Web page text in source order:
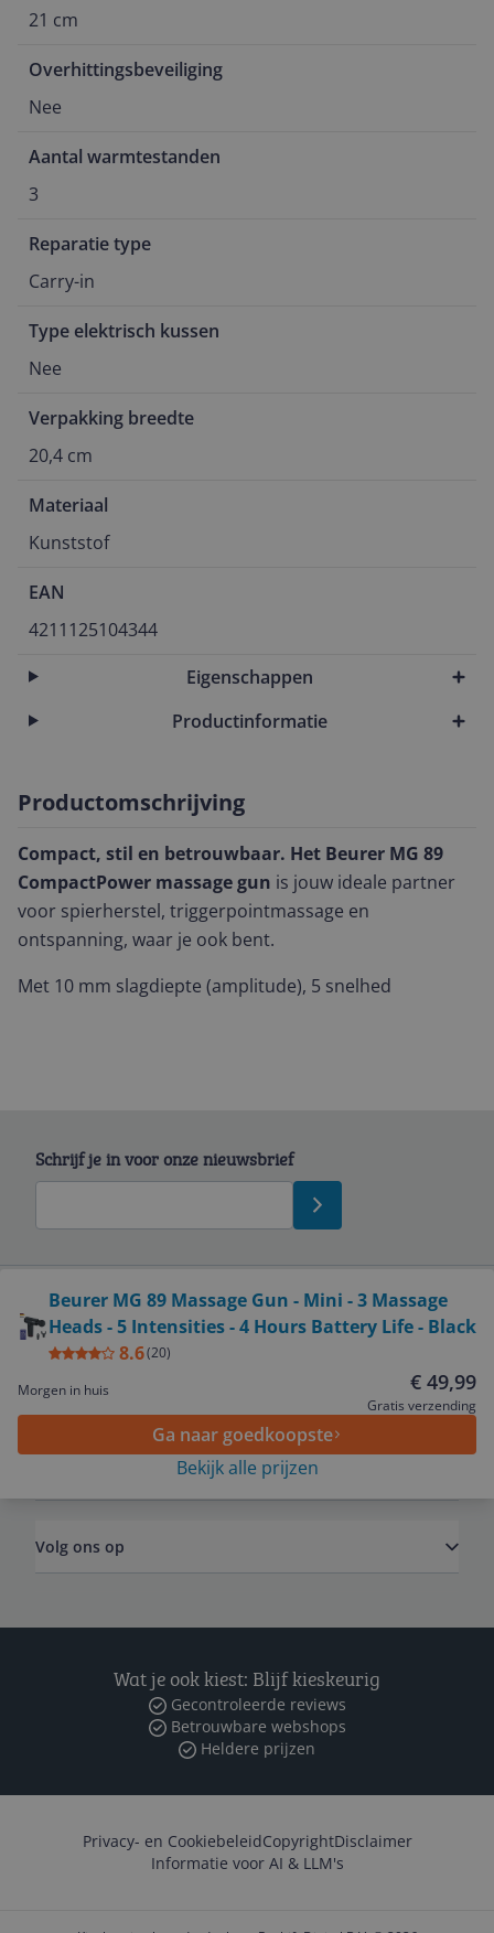
21 cm
Overhittingsbeveiliging
Nee
Aantal warmtestanden
3
Reparatie type
Carry-in
Type elektrisch kussen
Nee
Verpakking breedte
20,4 cm
Materiaal
Kunststof
EAN
4211125104344
Eigenschappen
Productinformatie
Productomschrijving
Compact, stil en betrouwbaar. Het Beurer MG 89
CompactPower massage gun is jouw ideale partner
voor spierherstel, triggerpointmassage en
ontspanning, waar je ook bent.
Met 10 mm slagdiepte (amplitude), 5 snelhed
Beurer MG 89 Massage Gun - Mini - 3 Massage
Heads - 5 Intensities - 4 Hours Battery Life - Black
8.6(20)
Morgen in huis
€ 49,99
Gratis verzending
Ga naar goedkoopste
Bekijk alle prijzen
Schrijf je in voor onze nieuwsbrief
Service
Algemeen
Volg ons op
Wat je ook kiest: Blijf kieskeurig
Gecontroleerde reviews
Betrouwbare webshops
Heldere prijzen
Privacy- en CookiebeleidCopyrightDisclaimer
Informatie voor AI & LLM's